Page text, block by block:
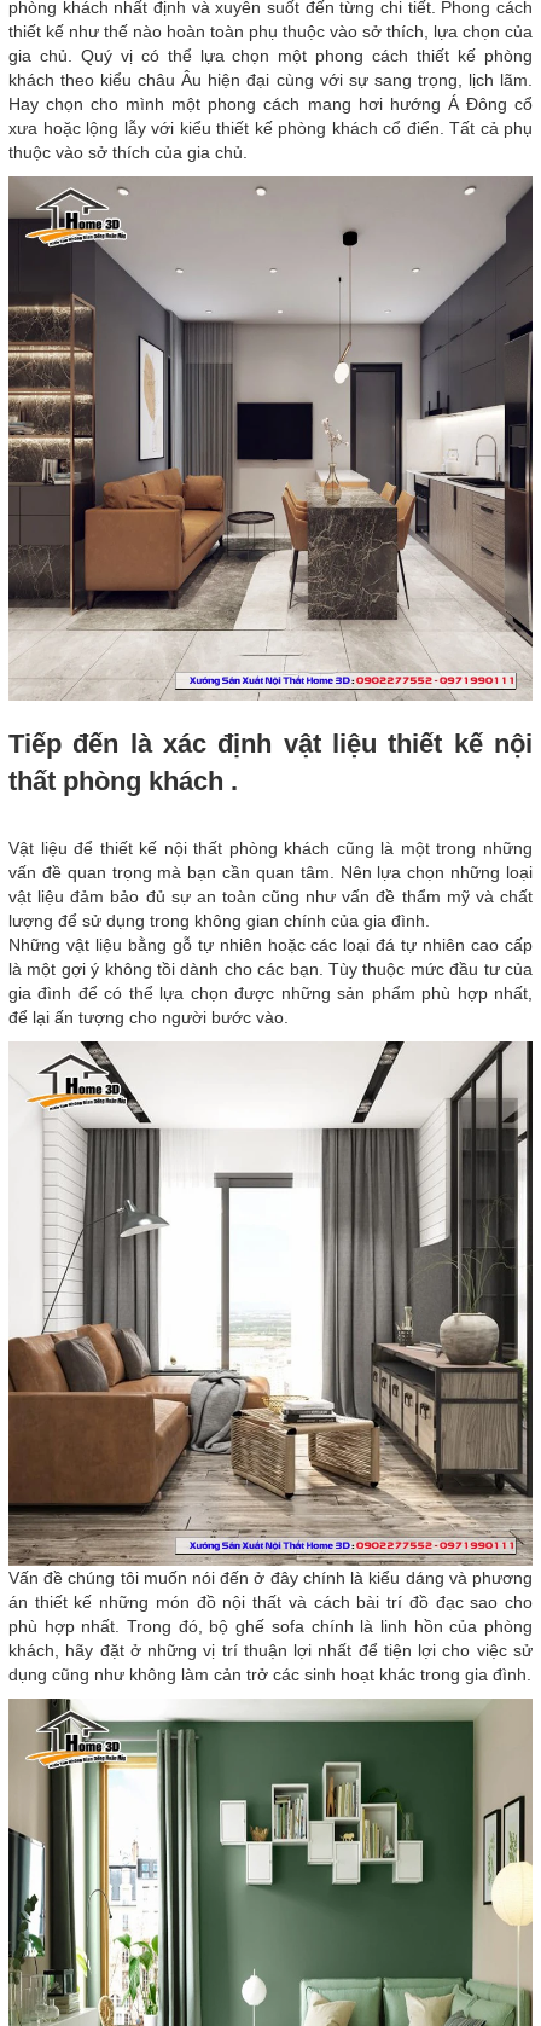
phòng khách nhất định và xuyên suốt đến từng chi tiết. Phong cách
thiết kế như thế nào hoàn toàn phụ thuộc vào sở thích, lựa chọn của
gia chủ. Quý vị có thể lựa chọn một phong cách thiết kế phòng
khách theo kiểu châu Âu hiện đại cùng với sự sang trọng, lịch lãm.
Hay chọn cho mình một phong cách mang hơi hướng Á Đông cổ
xưa hoặc lộng lẫy với kiểu thiết kế phòng khách cổ điển. Tất cả phụ
thuộc vào sở thích của gia chủ.
Tiếp đến là xác định vật liệu thiết kế nội
thất phòng khách .
Vật liệu để thiết kế nội thất phòng khách cũng là một trong những
vấn đề quan trọng mà bạn cần quan tâm. Nên lựa chọn những loại
vật liệu đảm bảo đủ sự an toàn cũng như vấn đề thẩm mỹ và chất
lượng để sử dụng trong không gian chính của gia đình.
Những vật liệu bằng gỗ tự nhiên hoặc các loại đá tự nhiên cao cấp
là một gợi ý không tồi dành cho các bạn. Tùy thuộc mức đầu tư của
gia đình để có thể lựa chọn được những sản phẩm phù hợp nhất,
để lại ấn tượng cho người bước vào.
Vấn đề chúng tôi muốn nói đến ở đây chính là kiểu dáng và phương
án thiết kế những món đồ nội thất và cách bài trí đồ đạc sao cho
phù hợp nhất. Trong đó, bộ ghế sofa chính là linh hồn của phòng
khách, hãy đặt ở những vị trí thuận lợi nhất để tiện lợi cho việc sử
dụng cũng như không làm cản trở các sinh hoạt khác trong gia đình.